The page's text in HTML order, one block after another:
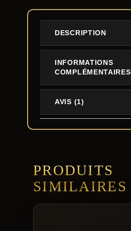
DESCRIPTION
INFORMATIONS
COMPLÉMENTAIRES
AVIS (1)
PRODUITS
SIMILAIRES